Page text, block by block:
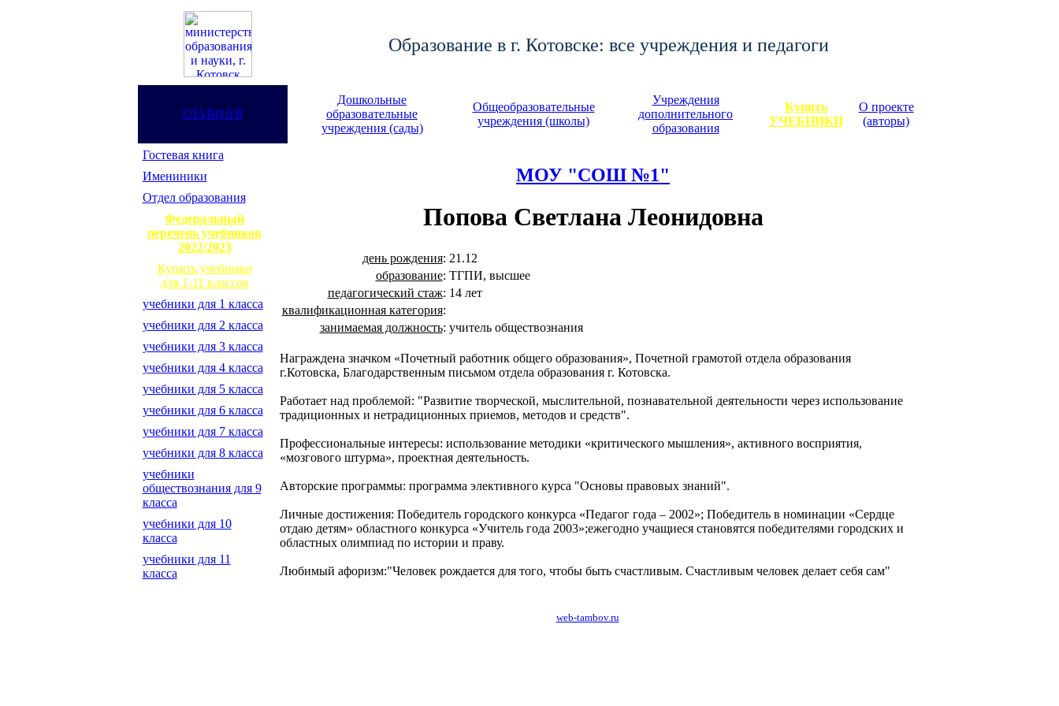
Образование в г. Котовске: все учреждения и педагоги
ГЛАВНАЯ
Дошкольные
образовательные
учреждения (сады)
Общеобразовательные
учреждения (школы)
Учреждения
дополнительного
образования
Купить
УЧЕБНИКИ
О проекте
(авторы)
Гостевая книга
Имениники
Отдел образования
Федеральный
перечень учебников
2022/2023
Купить учебники
для 1-11 классов
учебники для 1 класса
учебники для 2 класса
учебники для 3 класса
учебники для 4 класса
учебники для 5 класса
учебники для 6 класса
учебники для 7 класса
учебники для 8 класса
учебники
обществознания для 9
класса
учебники для 10
класса
учебники для 11
класса
МОУ "СОШ №1"
Попова Светлана Леонидовна
день рождения: 21.12
образование: ТГПИ, высшее
педагогический стаж: 14 лет
квалификационная категория:
занимаемая должность: учитель обществознания
Награждена значком «Почетный работник общего образования», Почетной грамотой отдела образования
г.Котовска, Благодарственным письмом отдела образования г. Котовска.
Работает над проблемой: "Развитие творческой, мыслительной, познавательной деятельности через использование
традиционных и нетрадиционных приемов, методов и средств".
Профессиональные интересы: использование методики «критического мышления», активного восприятия,
«мозгового штурма», проектная деятельность.
Авторские программы: программа элективного курса "Основы правовых знаний".
Личные достижения: Победитель городского конкурса «Педагог года – 2002»; Победитель в номинации «Сердце
отдаю детям» областного конкурса «Учитель года 2003»;ежегодно учащиеся становятся победителями городских и
областных олимпиад по истории и праву.
Любимый афоризм:"Человек рождается для того, чтобы быть счастливым. Счастливым человек делает себя сам"
web-tambov.ru